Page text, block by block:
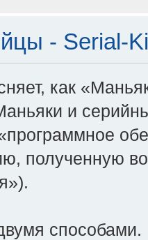
- Serial-
как
и
полученную